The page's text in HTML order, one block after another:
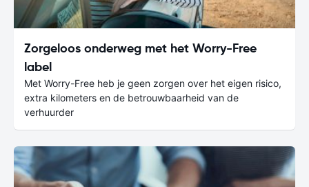
Zorgeloos onderweg met het Worry-Free
label
Met Worry-Free heb je geen zorgen over het eigen risico,
extra kilometers en de betrouwbaarheid van de
verhuurder